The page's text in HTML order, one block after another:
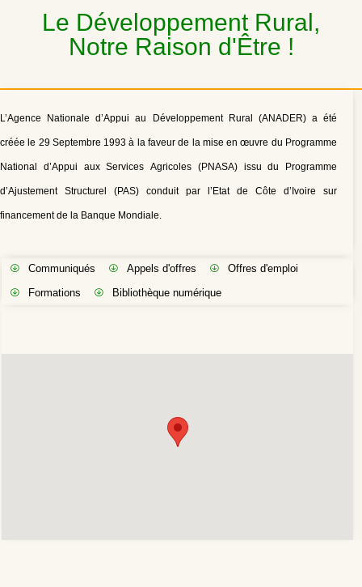
Le Développement Rural,
Notre Raison d'Être !
L’Agence Nationale d’Appui au Développement Rural (ANADER) a été
créée le 29 Septembre 1993 à la faveur de la mise en œuvre du Programme
National d’Appui aux Services Agricoles (PNASA) issu du Programme
d’Ajustement Structurel (PAS) conduit par l’Etat de Côte d’Ivoire sur
financement de la Banque Mondiale.
Communiqués Appels d'offres
Offres d'emploi
Formations
Bibliothèque numérique